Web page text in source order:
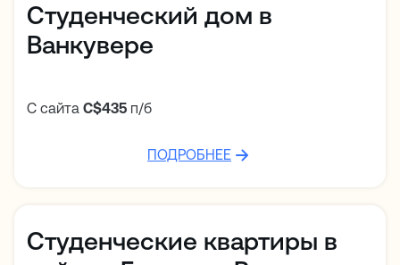
Студенческий дом в
Ванкувере
С сайта C$435 п/б
ПОДРОБНЕЕ
Студенческие квартиры в